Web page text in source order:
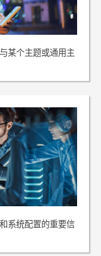
某个主题或通用主
系统配置的重要信